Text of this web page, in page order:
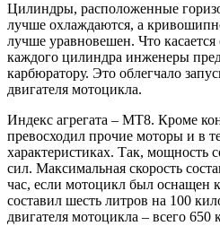
Цилиндры, расположенные
лучше охлаждаются, а
лучше уравновешен. Что
каждого цилиндра инженеры
карбюратору. Это облегчало
двигателя мотоцикла.
Индекс агрегата – МТ8. Кроме
превосходил прочие моторы и в
характеристиках. Так, мощность
сил. Максимальная скорость
час, если мотоцикл был оснащен
составил шесть литров на 100
двигателя мотоцикла – всего 650